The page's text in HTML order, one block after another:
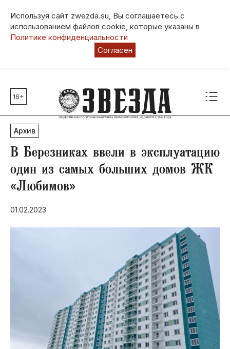
Используя сайт zwezda.su, Вы соглашаетесь с
использованием файлов cookie, которые указаны в
Политике конфиденциальности
Согласен
Главные темы
80 лет Победы
Молодежная столица РФ
СВО
Выборы в Пермском крае
Социальная поддержка
Инфраструктура
Благоустройство
16+
Архив
В Березниках ввели в эксплуатацию
один из самых больших домов ЖК
«Любимов»
01.02.2023